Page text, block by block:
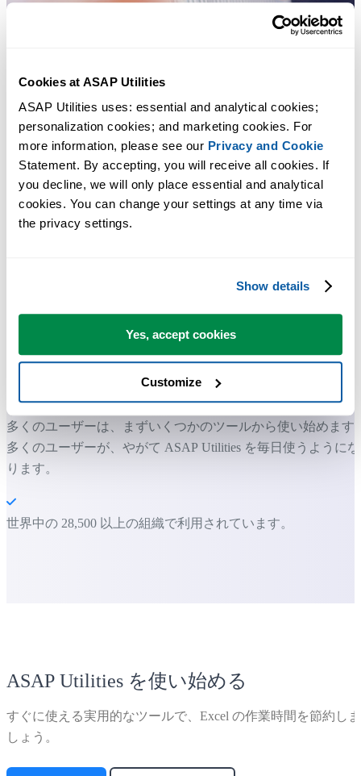
Cookies at ASAP Utilities
ASAP Utilities uses: essential and analytical cookies;
personalization cookies; and marketing cookies. For
more information, please see our Privacy and Cookie
Statement. By accepting, you will receive all cookies. If
you decline, we will only place essential and analytical
cookies. You can change your settings at any time via
the privacy settings.
Show details
Yes, accept cookies
Customize
多くの Excel ユーザーが Excel に標準搭載してほしい実用的な
ツール。
Excel の作業をもっと速く、もっと簡単
ASAP Utilities は、時間を節約し、Excel だけではできないこ
を可能にします。
多くのユーザーは、まずいくつかのツールから使い始めます
多くのユーザーが、やがて ASAP Utilities を毎日使うようにな
ります。
世界中の 28,500 以上の組織で利用されています。
ASAP Utilities を使い始める
すぐに使える実用的なツールで、Excel の作業時間を節約しま
しょう。